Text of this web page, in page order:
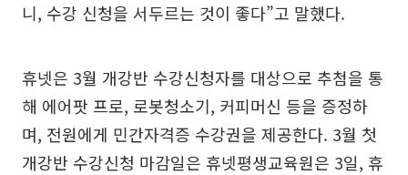
니, 수강 신청을 서두르는 것이 좋다”고 말했다.
휴넷은 3월 개강반 수강신청자를 대상으로 추첨을 통
해 에어팟 프로, 로봇청소기, 커피머신 등을 증정하
며, 전원에게 민간자격증 수강권을 제공한다. 3월 첫
개강반 수강신청 마감일은 휴넷평생교육원은 3일, 휴